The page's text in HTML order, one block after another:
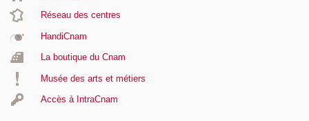
Réseau des centres
HandiCnam
La boutique du Cnam
Musée des arts et métiers
Accès à IntraCnam